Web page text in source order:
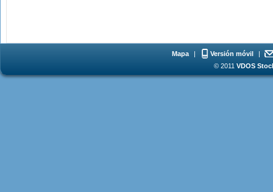
Mapa | Versión móvil
|
© 2011 VDOS